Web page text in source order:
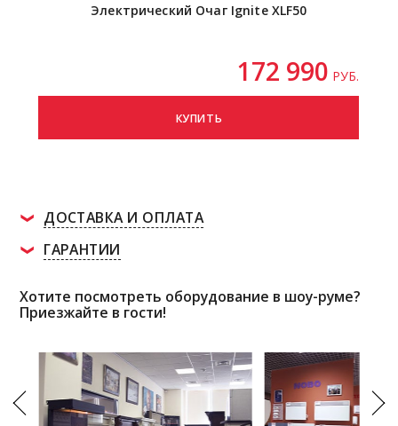
Электрический Очаг Ignite XLF50
172 990 РУБ.
КУПИТЬ
ДОСТАВКА И ОПЛАТА
ГАРАНТИИ
Хотите посмотреть оборудование в шоу-руме?
Приезжайте в гости!